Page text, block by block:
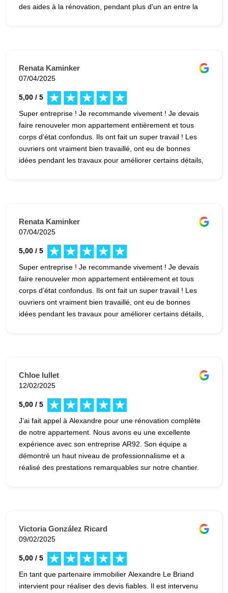
des aides à la rénovation, pendant plus d'un an entre la
Renata Kaminker
07/04/2025
5,00 / 5
Super entreprise ! Je recommande vivement ! Je devais
faire renouveler mon appartement entièrement et tous
corps d’état confondus. Ils ont fait un super travail ! Les
ouvriers ont vraiment bien travaillé, ont eu de bonnes
idées pendant les travaux pour améliorer certains détails,
Renata Kaminker
07/04/2025
5,00 / 5
Super entreprise ! Je recommande vivement ! Je devais
faire renouveler mon appartement entièrement et tous
corps d’état confondus. Ils ont fait un super travail ! Les
ouvriers ont vraiment bien travaillé, ont eu de bonnes
idées pendant les travaux pour améliorer certains détails,
Chloe lullet
12/02/2025
5,00 / 5
J’ai fait appel à Alexandre pour une rénovation complète
de notre appartement. Nous avons eu une excellente
expérience avec son entreprise AR92. Son équipe a
démontré un haut niveau de professionnalisme et a
réalisé des prestations remarquables sur notre chantier.
je recommande vivement ses services.
Victoria González Ricard
09/02/2025
5,00 / 5
En tant que partenaire immobilier Alexandre Le Briand
intervient pour réaliser des devis fiables. Il est intervenu